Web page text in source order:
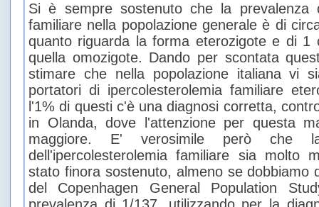
Si è sempre sostenuto che la prevalenza
familiare nella popolazione generale è di
quanto riguarda la forma eterozigote e di 1
quella omozigote. Dando per scontata
stimare che nella popolazione italiana vi
portatori di ipercolesterolemia familiare
l'1% di questi c'è una diagnosi corretta,
in Olanda, dove l'attenzione per questa
maggiore. E' verosimile però che
dell'ipercolesterolemia familiare sia molto
stato finora sostenuto, almeno se dobbiamo
del Copenhagen General Population